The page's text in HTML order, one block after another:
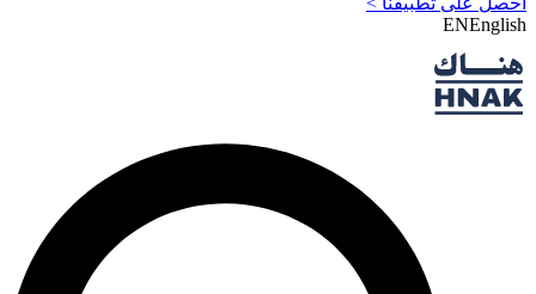
ENEnglish